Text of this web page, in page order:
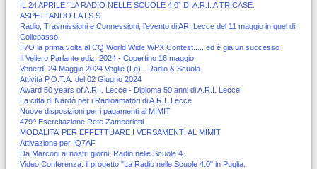
IL 24 APRILE “LA RADIO NELLE SCUOLE 4.0” DI A.R.I. A TRICASE.
ASPETTANDO LA I.S.S.
Radio, Trasmissioni e Connessioni, l’evento di ARI Lecce del 11 maggio in quel di
Collepasso
II7O la prima volta al CQ World Wide WPX Contest..... ed è gia un successo
Il Veliero Parlante ediz. 2024 - Copertino 16 maggio
Venerdì 24 Maggio 2024 Veglie (Le) - Radio & Scuola
Attività P.O.T.A. del 02 Giugno 2024
Award 50 years of A.R.I. Lecce - Diploma 50 anni di A.R.I. Lecce
La città di Nardò per i Radioamatori di A.R.I. Lecce
Nuove disposizioni per i pagamenti al MIMIT
479^ Esercitazione Rete Zamberletti
MODALITA’ PER EFFETTUARE I VERSAMENTI AL MIMIT
Attivazione per IQ7AF
Da Marconi ai nostri giorni. Radio nelle Scuole 4.
Video Conferenza: il progetto "La Radio nelle Scuole 4.0" in Puglia.